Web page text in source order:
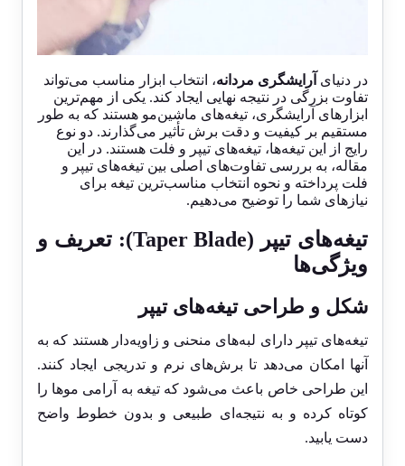
در دنیای آرایشگری مردانه، انتخاب ابزار مناسب می‌تواند
تفاوت بزرگی در نتیجه نهایی ایجاد کند. یکی از مهم‌ترین
ابزارهای آرایشگری، تیغه‌های ماشین‌مو هستند که به طور
مستقیم بر کیفیت و دقت برش تأثیر می‌گذارند. دو نوع
رایج از این تیغه‌ها، تیغه‌های تیپر و فلت هستند. در این
مقاله، به بررسی تفاوت‌های اصلی بین تیغه‌های تیپر و
فلت پرداخته و نحوه انتخاب مناسب‌ترین تیغه برای
نیازهای شما را توضیح می‌دهیم.
تیغه‌های تیپر (Taper Blade): تعریف و
ویژگی‌ها
شکل و طراحی تیغه‌های تیپر
تیغه‌های تیپر دارای لبه‌های منحنی و زاویه‌دار هستند که به
آنها امکان می‌دهد تا برش‌های نرم و تدریجی ایجاد کنند.
این طراحی خاص باعث می‌شود که تیغه به آرامی موها را
کوتاه کرده و به نتیجه‌ای طبیعی و بدون خطوط واضح
دست یابید.